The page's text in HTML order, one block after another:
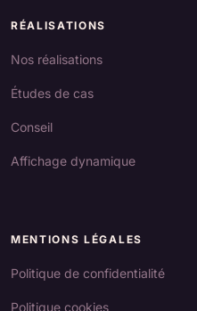
RÉALISATIONS
Nos réalisations
Études de cas
Conseil
Affichage dynamique
MENTIONS LÉGALES
Politique de confidentialité
Politique cookies